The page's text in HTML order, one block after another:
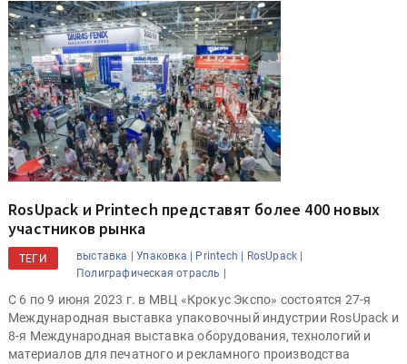
RosUpack и Printech представят более 400 новых
участников рынка
ТЕГИ выставка | Упаковка | Printech |
RosUpack |
Полиграфическая отрасль |
C 6 по 9 июня 2023 г. в МВЦ «Крокус Экспо» состоятся 27-я
Международная выставка упаковочный индустрии RosUpack и
8-я Международная выставка оборудования, технологий и
материалов для печатного и рекламного производства